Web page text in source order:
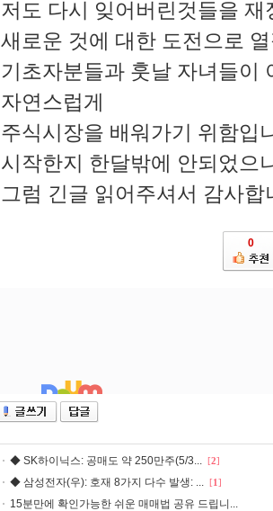
저도 다시 잊어버린것들을
새로운 것에 대한 도전으로
기초자분들과 훗날 자녀들이
자연스럽게
주식시장을 배워가기 위함입
시작한지 한달밖에 안되었으
그럼 긴글 읽어주셔서 감사합
0
◆ SK하이닉스: 공매도 약 250만주(5/3... [2]
◆ 삼성전자(우): 호재 8가지 다수 발생: ... [1]
15분만에 확인가능한 쉬운 매매법 공유 드립니...